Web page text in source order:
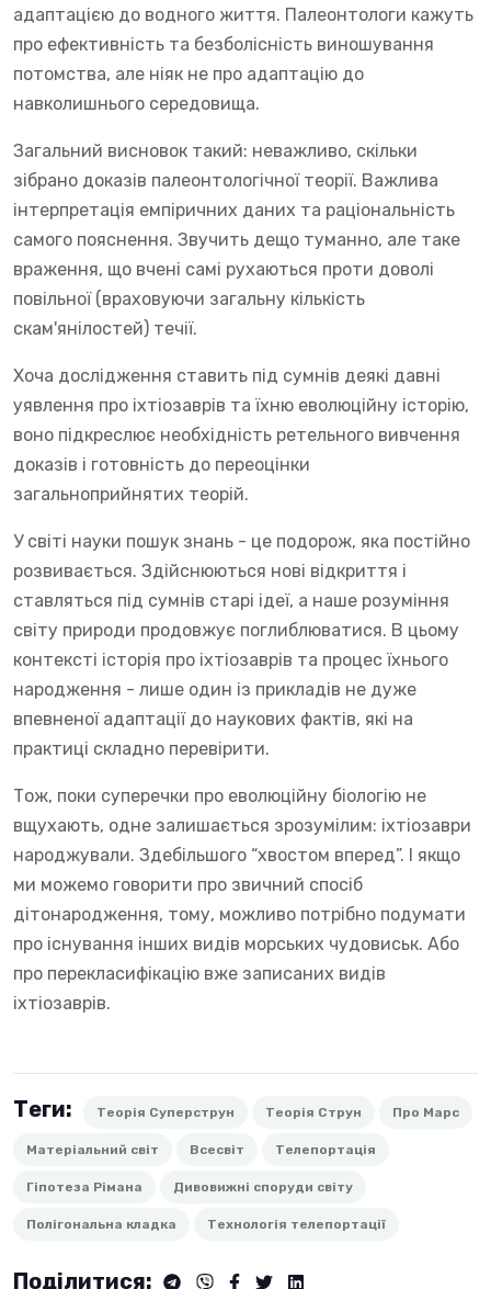
адаптацією до водного життя. Палеонтологи кажуть
про ефективність та безболісність виношування
потомства, але ніяк не про адаптацію до
навколишнього середовища.
Загальний висновок такий: неважливо, скільки
зібрано доказів палеонтологічної теорії. Важлива
інтерпретація емпіричних даних та раціональність
самого пояснення. Звучить дещо туманно, але таке
враження, що вчені самі рухаються проти доволі
повільної (враховуючи загальну кількість
скам'янілостей) течії.
Хоча дослідження ставить під сумнів деякі давні
уявлення про іхтіозаврів та їхню еволюційну історію,
воно підкреслює необхідність ретельного вивчення
доказів і готовність до переоцінки
загальноприйнятих теорій.
У світі науки пошук знань - це подорож, яка постійно
розвивається. Здійснюються нові відкриття і
ставляться під сумнів старі ідеї, а наше розуміння
світу природи продовжує поглиблюватися. В цьому
контексті історія про іхтіозаврів та процес їхнього
народження - лише один із прикладів не дуже
впевненої адаптації до наукових фактів, які на
практиці складно перевірити.
Тож, поки суперечки про еволюційну біологію не
вщухають, одне залишається зрозумілим: іхтіозаври
народжували. Здебільшого “хвостом вперед”. І якщо
ми можемо говорити про звичний спосіб
дітонародження, тому, можливо потрібно подумати
про існування інших видів морських чудовиськ. Або
про перекласифікацію вже записаних видів
іхтіозаврів.
Теги: Теорія Суперструн Теорія Струн Про Марс
Матеріальний світ Всесвіт Телепортація
Гіпотеза Рімана Дивовижні споруди світу
Полігональна кладка Технологія телепортації
Поділитися: